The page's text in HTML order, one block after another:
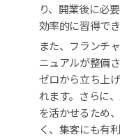
り、開業後に必
効率的に習得で
また、フランチ
ニュアルが整備
ゼロから立ち上
れます。さらに
を活かせるため
く、集客にも有利